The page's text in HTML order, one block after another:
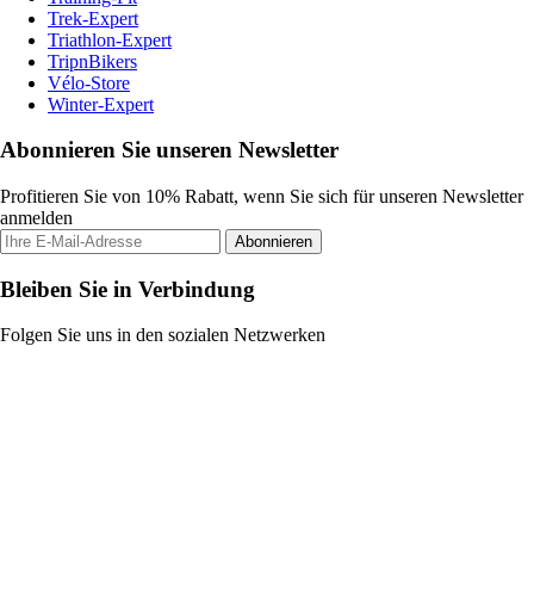
Trek-Expert
Triathlon-Expert
TripnBikers
Vélo-Store
Winter-Expert
Abonnieren Sie unseren Newsletter
Profitieren Sie von 10% Rabatt, wenn Sie sich für unseren Newsletter
anmelden
Abonnieren
Bleiben Sie in Verbindung
Folgen Sie uns in den sozialen Netzwerken